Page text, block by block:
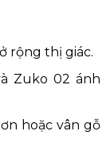
rộng thị giác.
Zuko 02 ánh
hoặc vân gỗ